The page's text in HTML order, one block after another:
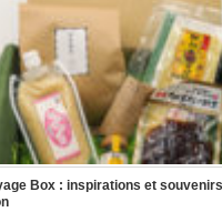
Box : inspirations et